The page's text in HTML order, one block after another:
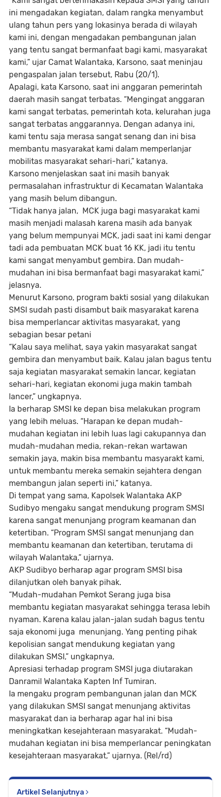
ini mengadakan kegiatan, dalam rangka menyambut
ulang tahun pers yang lokasinya berada di wilayah
kami ini, dengan mengadakan pembangunan jalan
yang tentu sangat bermanfaat bagi kami, masyarakat
kami,” ujar Camat Walantaka, Karsono, saat meninjau
pengaspalan jalan tersebut, Rabu (20/1).
Apalagi, kata Karsono, saat ini anggaran pemerintah
daerah masih sangat terbatas. “Mengingat anggaran
kami sangat terbatas, pemerintah kota, kelurahan juga
sangat terbatas anggarannya. Dengan adanya ini,
kami tentu saja merasa sangat senang dan ini bisa
membantu masyarakat kami dalam memperlanjar
mobilitas masyarakat sehari-hari,” katanya.
Karsono menjelaskan saat ini masih banyak
permasalahan infrastruktur di Kecamatan Walantaka
yang masih belum dibangun.
“Tidak hanya jalan, MCK juga bagi masyarakat kami
masih menjadi malasah karena masih ada banyak
yang belum mempunyai MCK, jadi saat ini kami dengar
tadi ada pembuatan MCK buat 16 KK, jadi itu tentu
kami sangat menyambut gembira. Dan mudah-
mudahan ini bisa bermanfaat bagi masyarakat kami,”
jelasnya.
Menurut Karsono, program bakti sosial yang dilakukan
SMSI sudah pasti disambut baik masyarakat karena
bisa memperlancar aktivitas masyarakat, yang
sebagian besar petani
“Kalau saya melihat, saya yakin masyarakat sangat
gembira dan menyambut baik. Kalau jalan bagus tentu
saja kegiatan masyarakat semakin lancar, kegiatan
sehari-hari, kegiatan ekonomi juga makin tambah
lancer,” ungkapnya.
Ia berharap SMSI ke depan bisa melakukan program
yang lebih meluas. “Harapan ke depan mudah-
mudahan kegiatan ini lebih luas lagi cakupannya dan
mudah-mudahan media, rekan-rekan wartawan
semakin jaya, makin bisa membantu masyarakt kami,
untuk membantu mereka semakin sejahtera dengan
membangun jalan seperti ini,” katanya.
Di tempat yang sama, Kapolsek Walantaka AKP
Sudibyo mengaku sangat mendukung program SMSI
karena sangat menunjang program keamanan dan
ketertiban. “Program SMSI sangat menunjang dan
membantu keamanan dan ketertiban, terutama di
wilayah Walantaka,” ujarnya.
AKP Sudibyo berharap agar program SMSI bisa
dilanjutkan oleh banyak pihak.
“Mudah-mudahan Pemkot Serang juga bisa
membantu kegiatan masyarakat sehingga terasa lebih
nyaman. Karena kalau jalan-jalan sudah bagus tentu
saja ekonomi juga menunjang. Yang penting pihak
kepolisian sangat mendukung kegiatan yang
dilakukan SMSI,” ungkapnya,
Apresiasi terhadap program SMSI juga diutarakan
Danramil Walantaka Kapten Inf Tumiran.
Ia mengaku program pembangunan jalan dan MCK
yang dilakukan SMSI sangat menunjang aktivitas
masyarakat dan ia berharap agar hal ini bisa
meningkatkan kesejahteraan masyarakat. “Mudah-
mudahan kegiatan ini bisa memperlancar peningkatan
kesejahteraan masyarakat,” ujarnya. (Rel/rd)
Artikel Selanjutnya